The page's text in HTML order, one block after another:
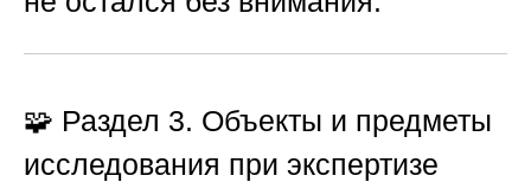
🧩 Раздел 3. Объекты и предметы
исследования при экспертизе